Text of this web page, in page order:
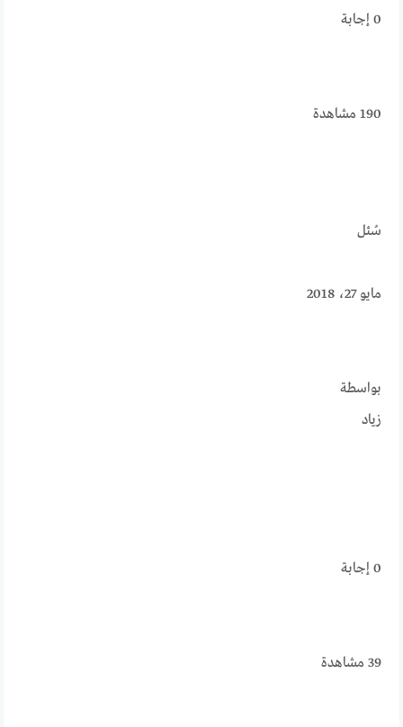
0 إجابة
190 مشاهدة
سُئل
مايو 27، 2018
بواسطة
زياد
0 إجابة
39 مشاهدة